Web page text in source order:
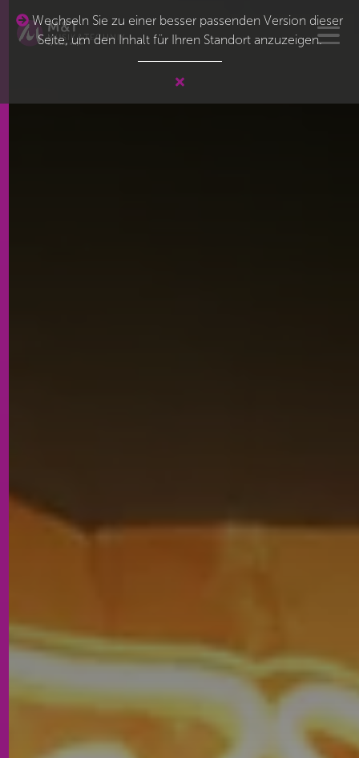
Wechseln Sie zu einer besser passenden Version dieser
Seite, um den Inhalt für Ihren Standort anzuzeigen.